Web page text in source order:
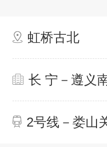
虹桥古北
长 宁－遵义
2号线－娄山